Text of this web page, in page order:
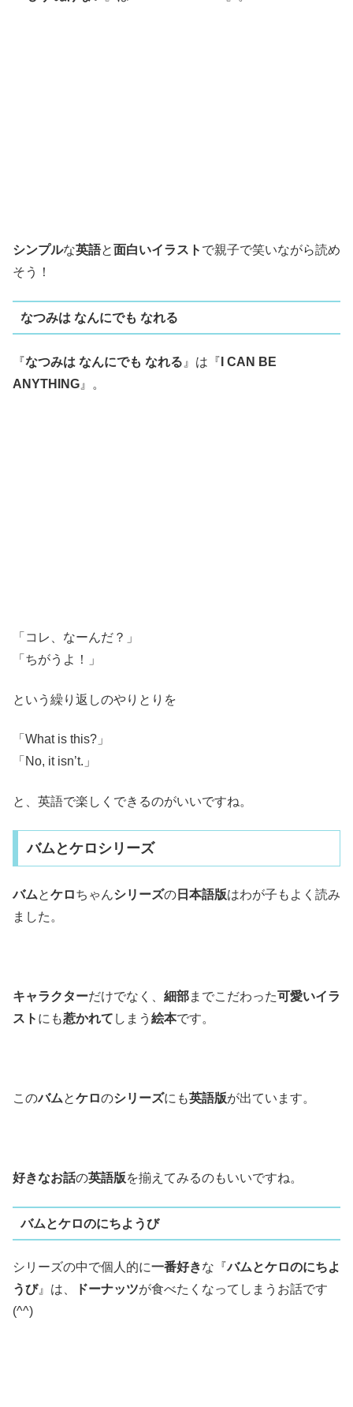
シンプルな英語と面白いイラスト で親子で笑いながら読め
そう！
なつみは なんにでも なれる
『なつみは なんにでも なれる 』は『 I CAN BE
ANYTHING 』。
「コレ、なーんだ？」
「ちがうよ！」
という繰り返しのやりとりを
「What is this?」
「No, it isn’t.」
と、英語で楽しくできるのがいいですね。
バムとケロシリーズ
バムとケロちゃんシリーズの 日本語版はわが子もよく読み
ました。
キャラクターだけでなく、 細部までこだわった可愛いイラ
スト にも惹かれて しまう 絵本です。
このバムとケロのシリーズにも英語版が出ています。
好きなお話の英語版を揃えてみるのもいいですね。
バムとケロのにちようび
シリーズの中で個人的に一番好きな『バムとケロのにちよ
うび』は、 ドーナッツが食べたくなってしまうお話です
(^^)